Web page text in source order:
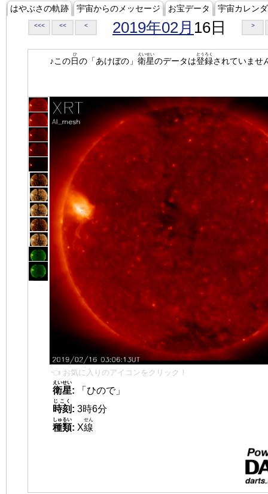
はやぶさの軌跡 宇宙からのメッセージ お宝データ 宇宙カレン
<<< << < 2019年02月 16日 >
♪この日
ひ
の「あけぼの」 衛星
えいせい
のデータは登録
とうろく
されていませ
👈 お気に入りのアイコンをクリック！
衛星
えいせい
:
「ひので」
時刻
じこく
: 3時6分
種類
しゅるい
: X線
せん